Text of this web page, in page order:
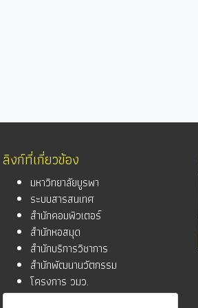
ลิงก์ที่เกี่ยวข้อง
มหาวิทยาลัยบูรพา
ระบบสารสนเทศ
สำนักคอมพิวเตอร์
สำนักหอสมุด
สำนักบริการวิชาการ
สำนักพัฒนานวัตกรรม
โครงการ วมว.